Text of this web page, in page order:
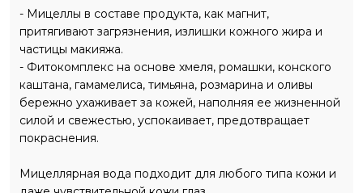
- Мицеллы в составе продукта, как магнит,
притягивают загрязнения, излишки кожного жира и
частицы макияжа.
- Фитокомплекс на основе хмеля, ромашки, конского
каштана, гамамелиса, тимьяна, розмарина и оливы
бережно ухаживает за кожей, наполняя ее жизненной
силой и свежестью, успокаивает, предотвращает
покраснения.
Мицеллярная вода подходит для любого типа кожи и